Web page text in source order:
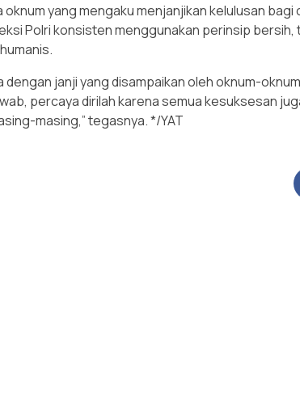
oknum yang mengaku menjanjikan kelulusan
Polri konsisten menggunakan perinsip bersih,
dengan janji yang disampaikan oleh oknum-
percaya dirilah karena semua kesuksesan
masing,” tegasnya. */YAT